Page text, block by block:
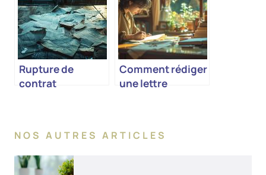
Rupture de
contrat
Comment rédiger
une lettre
NOS AUTRES ARTICLES